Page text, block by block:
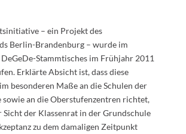
– ein Projekt des
Berlin-Brandenburg – wurde im
DeGeDe-Stammtisches im Frühjahr 2011
Erklärte Absicht ist, dass diese
besonderen Maße an die Schulen der
sowie an die Oberstufenzentren richtet,
Sicht der Klassenrat in der Grundschule
zu dem damaligen Zeitpunkt